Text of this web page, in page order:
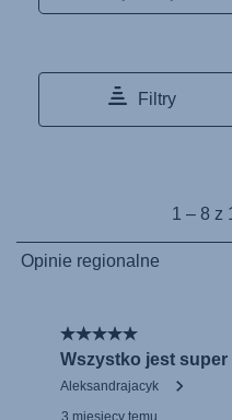
Instrucţiuni de
Uputstvo za
Navodila za
Bruksanvisning